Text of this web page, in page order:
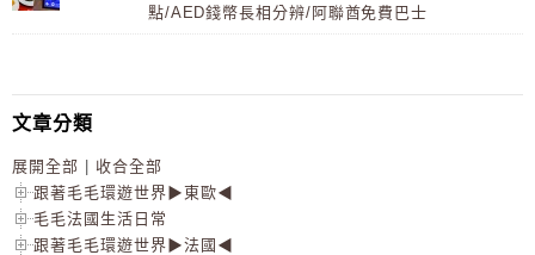
點/AED錢幣長相分辨/阿聯酋免費巴士
文章分類
展開全部 | 收合全部
跟著毛毛環遊世界▶東歐◀
毛毛法國生活日常
跟著毛毛環遊世界▶法國◀